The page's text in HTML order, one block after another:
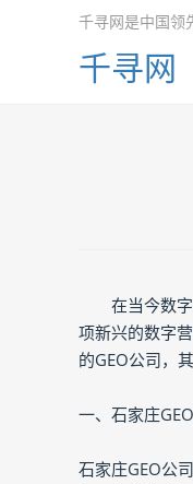
千寻网是中国领
千寻网
在当今数
项新兴的数字
的GEO公司，其
一、石家庄
石家庄GEO公